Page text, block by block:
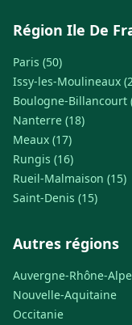
Région Ile De
Paris (50)
Issy-les-Moulineaux
Boulogne-Billancourt
Nanterre (18)
Meaux (17)
Rungis (16)
Rueil-Malmaison (15)
Saint-Denis (15)
Autres régions
Auvergne-Rhône-
Nouvelle-Aquitaine
Occitanie